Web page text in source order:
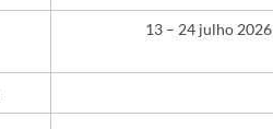
13 – 24 julho 2026